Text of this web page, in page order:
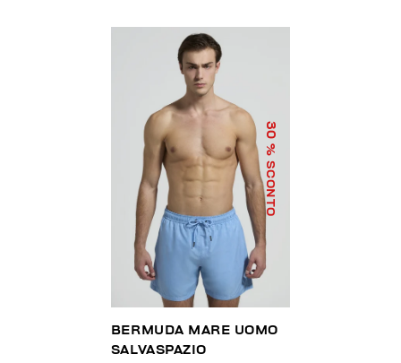
30
% SCONTO
BERMUDA MARE UOMO
SALVASPAZIO